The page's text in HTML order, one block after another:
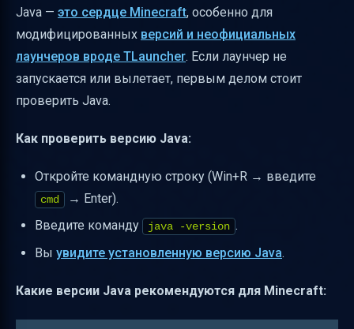
Полезные ссылки
Java — это сердце Minecraft, особенно для
модифицированных версий и неофициальных
лаунчеров вроде TLauncher. Если лаунчер не
запускается или вылетает, первым делом стоит
проверить Java.
Как проверить версию Java:
Откройте командную строку (Win+R → введите
cmd
→ Enter).
Введите команду
java -version .
Вы увидите установленную версию Java.
Какие версии Java рекомендуются для Minecraft: